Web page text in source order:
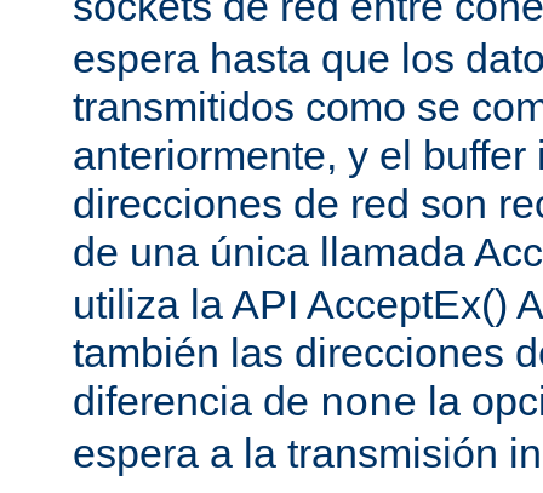
espera hasta que los
transmitidos como se
anteriormente, y el
direcciones de red son
de una única llamada
utiliza la API AcceptEx()
también las direcciones
diferencia de none la
espera a la transmisión